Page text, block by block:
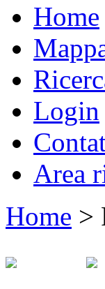
Home
Login
Area
Home >